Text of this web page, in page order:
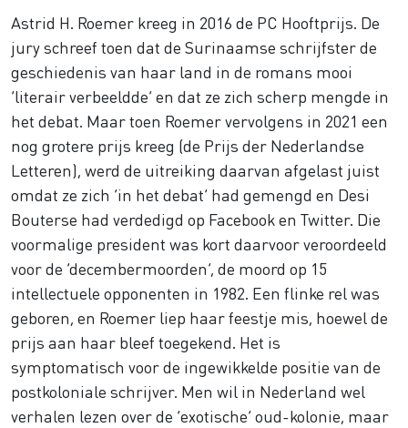
Astrid H. Roemer kreeg in 2016 de PC Hooftprijs. De
jury schreef toen dat de Surinaamse schrijfster de
geschiedenis van haar land in de romans mooi
‘literair verbeeldde’ en dat ze zich scherp mengde in
het debat. Maar toen Roemer vervolgens in 2021 een
nog grotere prijs kreeg (de Prijs der Nederlandse
Letteren), werd de uitreiking daarvan afgelast juist
omdat ze zich ‘in het debat’ had gemengd en Desi
Bouterse had verdedigd op Facebook en Twitter. Die
voormalige president was kort daarvoor veroordeeld
voor de ‘decembermoorden’, de moord op 15
intellectuele opponenten in 1982. Een flinke rel was
geboren, en Roemer liep haar feestje mis, hoewel de
prijs aan haar bleef toegekend. Het is
symptomatisch voor de ingewikkelde positie van de
postkoloniale schrijver. Men wil in Nederland wel
verhalen lezen over de ‘exotische’ oud-kolonie, maar